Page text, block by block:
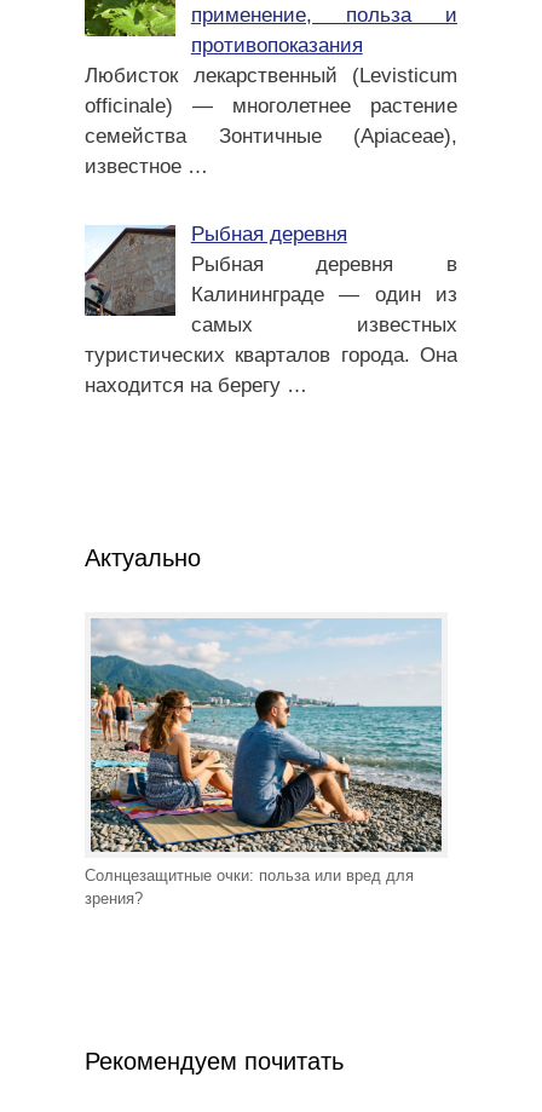
применение, польза и
противопоказания
Любисток лекарственный (Levisticum
officinale) — многолетнее растение
семейства Зонтичные (Apiaceae),
известное …
Рыбная деревня
Рыбная деревня в
Калининграде — один из
самых известных
туристических кварталов города. Она
находится на берегу …
Актуально
Солнцезащитные очки: польза или вред для
зрения?
Рекомендуем почитать